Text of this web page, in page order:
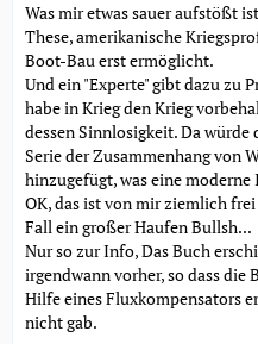
Was mir etwas sauer aufstößt
These, amerikanische
Boot-Bau erst ermöglicht.
Und ein "Experte" gibt dazu zu
habe in Krieg den Krieg
dessen Sinnlosigkeit. Da
Serie der Zusammenhang von
hinzugefügt, was eine
OK, das ist von mir ziemlich
Fall ein großer Haufen Bullsh...
Nur so zur Info, Das Buch
irgendwann vorher, so dass die
Hilfe eines Fluxkompensators
nicht gab.